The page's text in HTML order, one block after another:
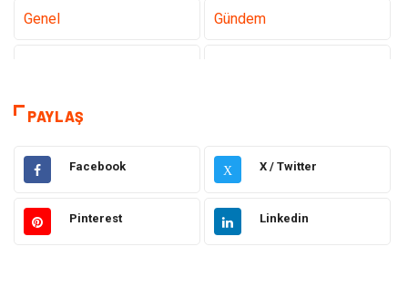
Genel Gündem
Tatil
Eğitim Gıda
Hukuk Elektrik Elektronik
PAYLAŞ
Facebook X X / Twitter
Pinterest Linkedin